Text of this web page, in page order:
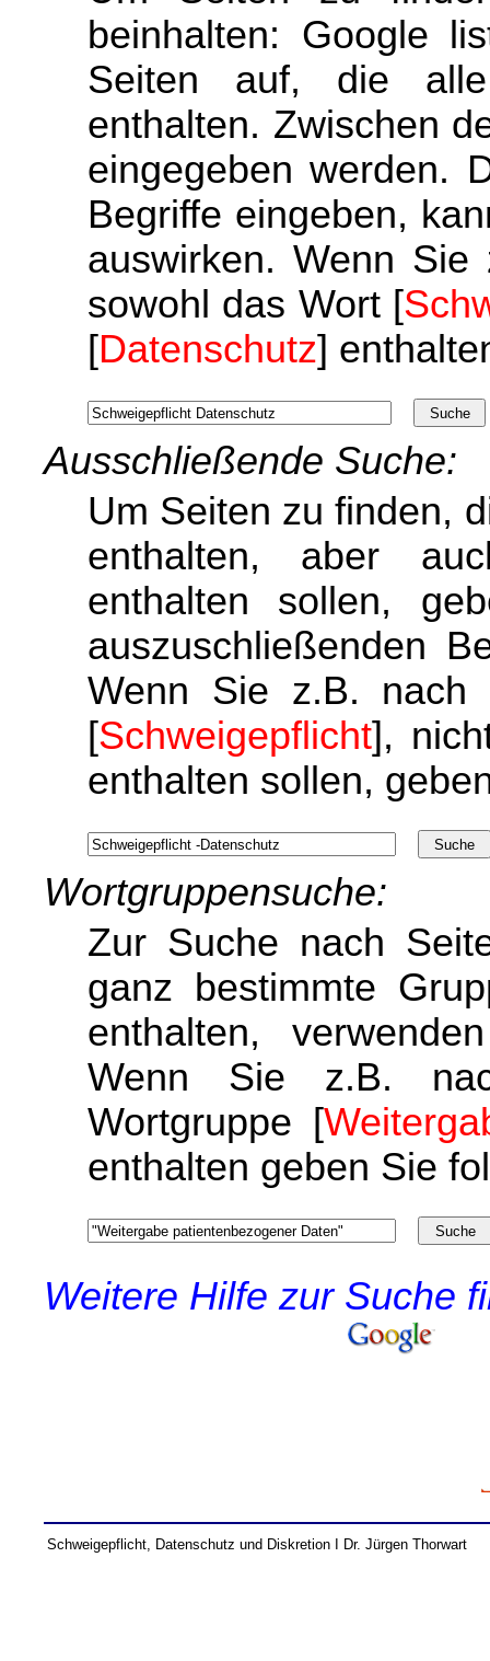
beinhalten: Google
Seiten auf, die alle
enthalten. Zwischen
eingegeben werden.
Begriffe eingeben,
auswirken. Wenn
sowohl das Wort [
[Datenschutz]
Ausschließende Suche:
Um Seiten zu finden,
enthalten, aber
enthalten sollen,
auszuschließenden
Wenn Sie z.B. nach
[Schweigepflicht],
enthalten sollen,
Wortgruppensuche:
Zur Suche nach
ganz bestimmte
enthalten,
Wenn Sie z.B.
Wortgruppe [
enthalten geben Sie
Weitere Hilfe zur Suche
Schweigepflicht, Datenschutz und Diskretion I Dr. Jürgen Thorwart